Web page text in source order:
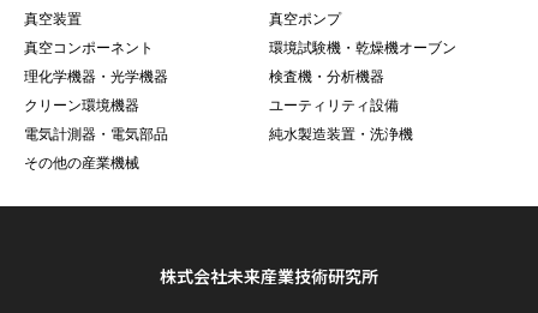
真空装置
真空ポンプ
真空コンポーネント
環境試験機・乾燥機オーブン
理化学機器・光学機器
検査機・分析機器
クリーン環境機器
ユーティリティ設備
電気計測器・電気部品
純水製造装置・洗浄機
その他の産業機械
株式会社未来産業技術研究所